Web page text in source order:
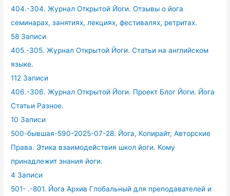
404.-304. Журнал Открытой Йоги. Отзывы о йога
семинарах, занятиях, лекциях, фестивалях, ретритах.
58 Записи
405.-305. Журнал Открытой Йоги. Статьи на английском
языке.
112 Записи
406.-306. Журнал Открытой Йоги. Проект Блог Йоги. Йога
Статьи Разное.
10 Записи
500-бывшая-590-2025-07-28. Йога, Копирайт, Авторские
Права. Этика взаимодействия школ йоги. Кому
принадлежит знания йоги.
4 Записи
501- .-801. Йога Архив Глобальный для преподавателей и